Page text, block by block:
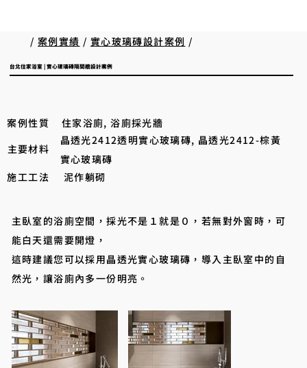
/案例實績 / 實心玻璃磚設計案例 /
主臥室的浴廁空間，採光不是１就是０，若無對外窗時，可
能白天還需要開燈，
​這時建議您可以採用晶透光實心玻璃磚，導入主臥室中的自
然光，讓浴廁內多一份明亮。
案例性質
住家浴廁, 浴廁採光牆
主要材料
晶透光2412透明實心玻璃磚, 晶透光2412-棕黃
實心玻璃磚
施工工法
泥作躺砌
台北住家浴室 | 實心玻璃磚隔間牆設計案例